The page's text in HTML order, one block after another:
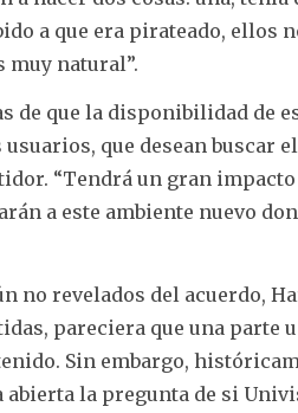
a que era pirateado,
muy natural”.
de que la disponibilidad de
que desean buscar
“Tendrá un gran
a este ambiente nuevo
no revelados del acuerdo,
pareciera que una parte
Sin embargo,
abierta la pregunta de si